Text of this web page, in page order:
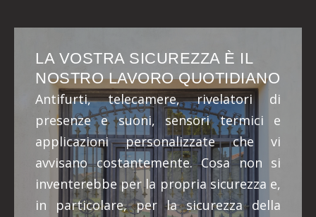
LA VOSTRA SICUREZZA È IL
NOSTRO LAVORO QUOTIDIANO
Antifurti, telecamere, rivelatori di
presenze e suoni, sensori termici e
applicazioni personalizzate che vi
avvisano costantemente. Cosa non si
inventerebbe per la propria sicurezza e,
in particolare, per la sicurezza della